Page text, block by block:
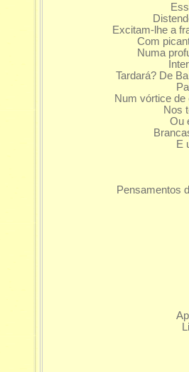
Excitam-lhe a
Com
Numa
Tardará? De
Num vórtice de
Nos
Ou
E
Pensamentos